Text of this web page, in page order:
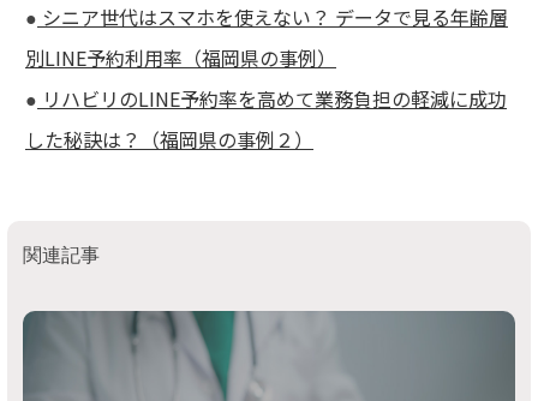
● シニア世代はスマホを使えない？ データで見る年齢層
別LINE予約利用率（福岡県の事例）
● リハビリのLINE予約率を高めて業務負担の軽減に成功
した秘訣は？（福岡県の事例２）
関連記事